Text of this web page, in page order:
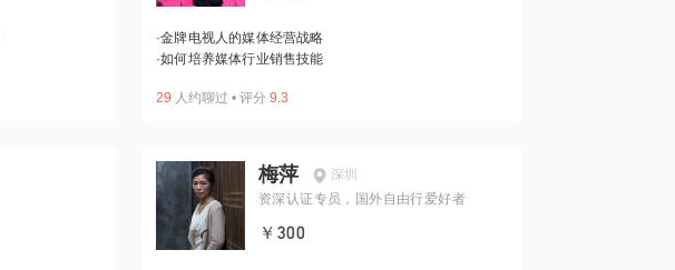
·金牌电视人的媒体经营战略
·如何培养媒体行业销售技能
29 人约聊过 • 评分 9.3
梅萍
深圳
资深认证专员，国外自由行爱好者
￥300